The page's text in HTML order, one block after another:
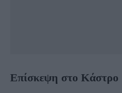
Επίσκεψη στο Κάστρο